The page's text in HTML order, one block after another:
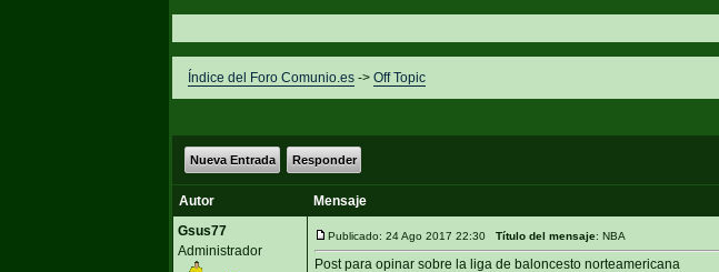
Índice del Foro Comunio.es-> Off Topic
Nueva Entrada Responder
Autor
Mensaje
Gsus77
Administrador
Publicado: 24 Ago 2017 22:30 Título del mensaje: NBA
Post para opinar sobre la liga de baloncesto norteamericana